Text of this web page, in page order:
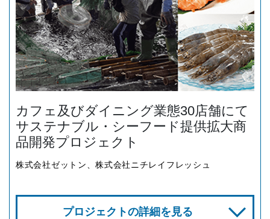
カフェ及びダイニング業態30店舗にて
サステナブル・シーフード提供拡大商
品開発プロジェクト
株式会社ゼットン、株式会社ニチレイフレッシュ
プロジェクトの詳細を見る